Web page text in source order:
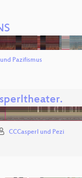
Pazifismus
CCCasperl und Pezi